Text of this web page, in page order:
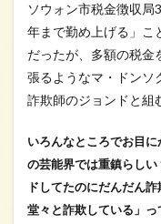
ソウォン市税金徴収局
年まで勤め上げる」こ
だったが、多額の税金
張るようなマ・ドンソ
詐欺師のジョンドと組
いろんなところでお目
の芸能界では重鎮らし
ドしてたのにだんだん
堂々と詐欺している」